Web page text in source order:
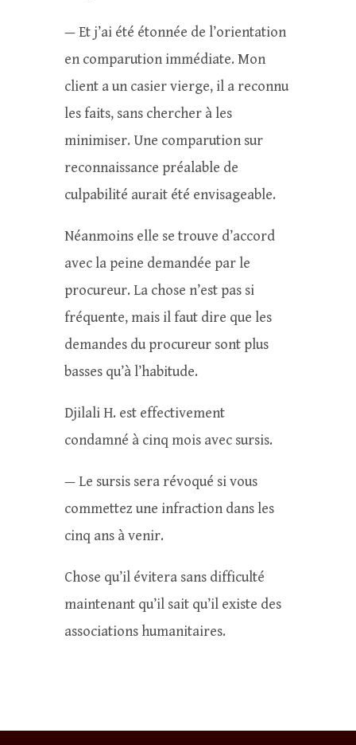
— Et j’ai été étonnée de l’orientation
en comparution immédiate. Mon
client a un casier vierge, il a reconnu
les faits, sans chercher à les
minimiser. Une comparution sur
reconnaissance préalable de
culpabilité aurait été envisageable.
Néanmoins elle se trouve d’accord
avec la peine demandée par le
procureur. La chose n’est pas si
fréquente, mais il faut dire que les
demandes du procureur sont plus
basses qu’à l’habitude.
Djilali H. est effectivement
condamné à cinq mois avec sursis.
— Le sursis sera révoqué si vous
commettez une infraction dans les
cinq ans à venir.
Chose qu’il évitera sans difficulté
maintenant qu’il sait qu’il existe des
associations humanitaires.